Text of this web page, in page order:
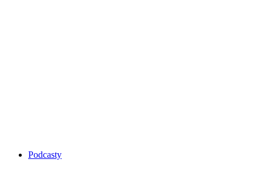
Podcasty